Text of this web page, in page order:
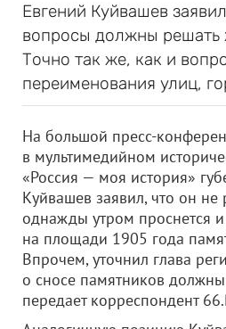
Евгений Куйвашев
вопросы должны решать
Точно так же, как и
переименования улиц,
На большой пресс-
в мультимедийном
«Россия — моя история»
Куйвашев заявил, что он не
однажды утром проснется
на площади 1905 года
Впрочем, уточнил глава
о сносе памятников
передает корреспондент